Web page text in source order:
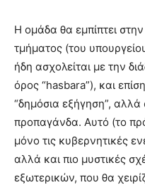
Η ομάδα θα εμπίπτει
τμήματος (του
ήδη ασχολείται με την
όρος “hasbara”), και
“δημόσια εξήγηση”, αλλά
προπαγάνδα. Αυτό (το
μόνο τις κυβερνητικές
αλλά και πιο μυστικές
εξωτερικών, που θα